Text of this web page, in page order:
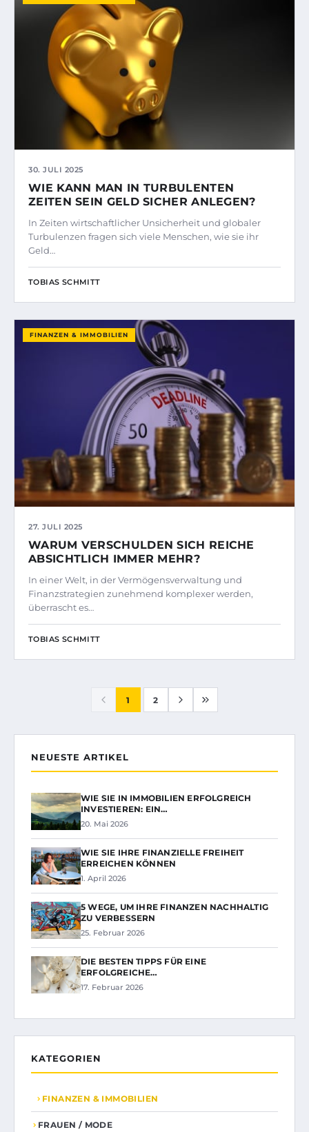
30. JULI 2025
WIE KANN MAN IN TURBULENTEN
ZEITEN SEIN GELD SICHER ANLEGEN?
In Zeiten wirtschaftlicher Unsicherheit und globaler
Turbulenzen fragen sich viele Menschen, wie sie ihr
Geld…
TOBIAS SCHMITT
FINANZEN & IMMOBILIEN
27. JULI 2025
WARUM VERSCHULDEN SICH REICHE
ABSICHTLICH IMMER MEHR?
In einer Welt, in der Vermögensverwaltung und
Finanzstrategien zunehmend komplexer werden,
überrascht es…
TOBIAS SCHMITT
1 2
NEUESTE ARTIKEL
WIE SIE IN IMMOBILIEN ERFOLGREICH
INVESTIEREN: EIN…
20. Mai 2026
WIE SIE IHRE FINANZIELLE FREIHEIT
ERREICHEN KÖNNEN
1. April 2026
5 WEGE, UM IHRE FINANZEN NACHHALTIG
ZU VERBESSERN
25. Februar 2026
DIE BESTEN TIPPS FÜR EINE
ERFOLGREICHE…
17. Februar 2026
KATEGORIEN
FINANZEN & IMMOBILIEN
FRAUEN / MODE